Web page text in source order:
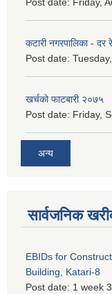
कटारी नगरपालिका -
Post date:
खर्चको फाटबारी २०७५
Post date: Friday,
अन्य
सार्वजनिक
EBIDs for
Building, Katari-8
Post date: 1 week